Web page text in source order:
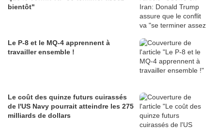
bientôt"
Le P-8 et le MQ-4 apprennent à
travailler ensemble !
Le coût des quinze futurs cuirassés
de l'US Navy pourrait atteindre les 275
milliards de dollars